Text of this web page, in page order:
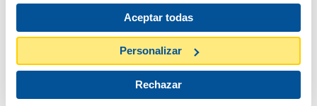
Aceptar todas
Personalizar
Rechazar
Otros miembros de la
familia